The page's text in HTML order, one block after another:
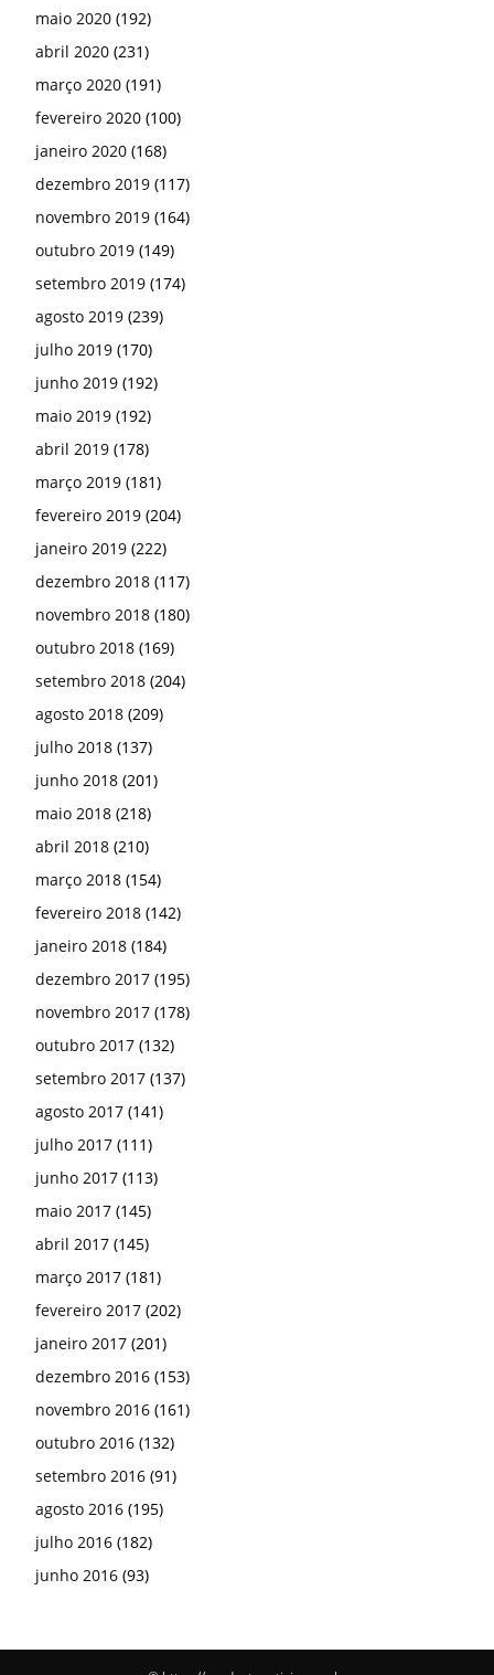
maio 2020 (192)
abril 2020 (231)
março 2020 (191)
fevereiro 2020 (100)
janeiro 2020 (168)
dezembro 2019 (117)
novembro 2019 (164)
outubro 2019 (149)
setembro 2019 (174)
agosto 2019 (239)
julho 2019 (170)
junho 2019 (192)
maio 2019 (192)
abril 2019 (178)
março 2019 (181)
fevereiro 2019 (204)
janeiro 2019 (222)
dezembro 2018 (117)
novembro 2018 (180)
outubro 2018 (169)
setembro 2018 (204)
agosto 2018 (209)
julho 2018 (137)
junho 2018 (201)
maio 2018 (218)
abril 2018 (210)
março 2018 (154)
fevereiro 2018 (142)
janeiro 2018 (184)
dezembro 2017 (195)
novembro 2017 (178)
outubro 2017 (132)
setembro 2017 (137)
agosto 2017 (141)
julho 2017 (111)
junho 2017 (113)
maio 2017 (145)
abril 2017 (145)
março 2017 (181)
fevereiro 2017 (202)
janeiro 2017 (201)
dezembro 2016 (153)
novembro 2016 (161)
outubro 2016 (132)
setembro 2016 (91)
agosto 2016 (195)
julho 2016 (182)
junho 2016 (93)